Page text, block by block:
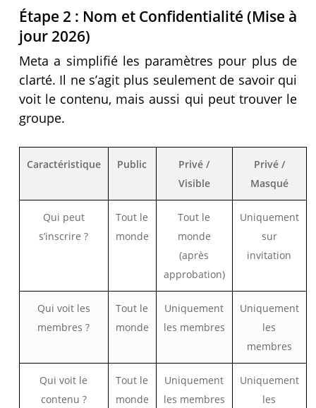
Étape 2 : Nom et Confidentialité (Mise à
jour 2026)
Meta a simplifié les paramètres pour plus de
clarté. Il ne s’agit plus seulement de savoir qui
voit le contenu, mais aussi qui peut trouver le
groupe.
Caractéristique Public
Privé /
Visible
Privé /
Masqué
Qui peut
s’inscrire ?
Tout le
monde
Tout le
monde
(après
approbation)
Uniquement
sur
invitation
Qui voit les
membres ?
Tout le
monde
Uniquement
les membres
Uniquement
les
membres
Qui voit le
contenu ?
Tout le
monde
Uniquement
les membres
Uniquement
les